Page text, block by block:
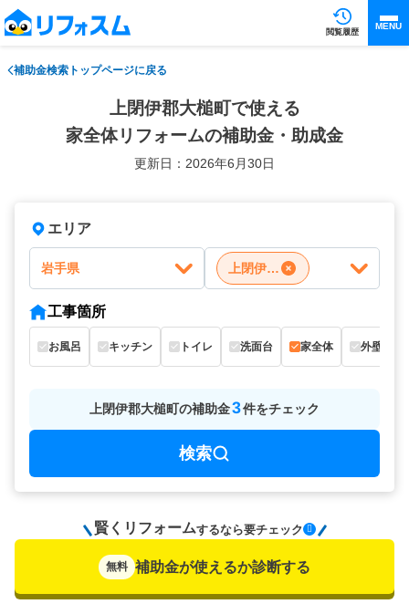
閲覧履歴
MENU
補助金検索トップページに戻る
上閉伊郡大槌町で使える
家全体リフォームの補助金・助成金
更新日：2026年6月30日
エリア
岩手県 上閉伊郡大槌町
工事箇所
お風呂 キッチン トイレ 洗面台 家全体 外壁
上閉伊郡大槌町の補助金3件をチェック
検索
賢くリフォームするなら要チェック
無料 補助金が使えるか診断する